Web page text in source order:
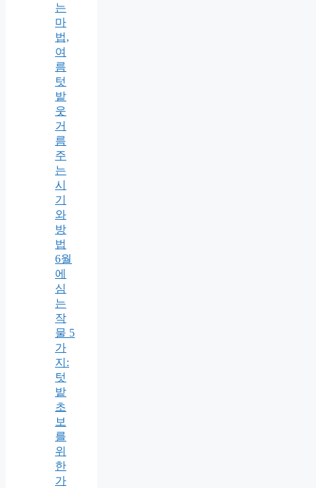
는
마
법,
여
름
텃
밭
웃
거
름
주
는
시
기
와
방
법
6월
에
심
는
작
물 5
가
지:
텃
밭
초
보
를
위
한
가